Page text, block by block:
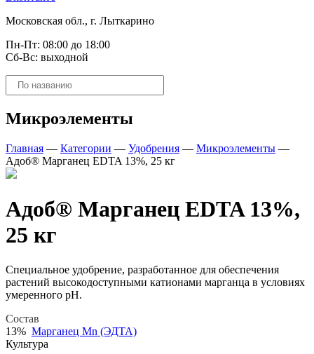
Московская обл., г. Лыткарино
Пн-Пт: 08:00 до 18:00
Сб-Вс: выходной
Поиск
товаров
Микроэлементы
Главная — Категории — Удобрения — Микроэлементы —
Адоб® Марганец EDTA 13%, 25 кг
Адоб® Марганец EDTA 13%,
25 кг
Специальное удобрение, разработанное для обеспечения
растений высокодоступными катионами марганца в условиях
умеренного рН.
Состав
13% Марганец Mn (ЭДТА)
Культура